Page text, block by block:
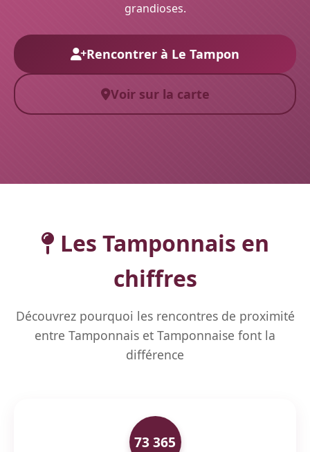
grandioses.
Rencontrer à Le Tampon
Voir sur la carte
Les Tamponnais en
chiffres
Découvrez pourquoi les rencontres de proximité
entre Tamponnais et Tamponnaise font la
différence
73 365